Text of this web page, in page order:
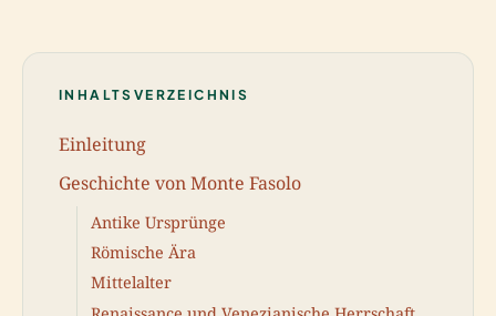
INHALTSVERZEICHNIS
Einleitung
Geschichte von Monte Fasolo
Antike Ursprünge
Römische Ära
Mittelalter